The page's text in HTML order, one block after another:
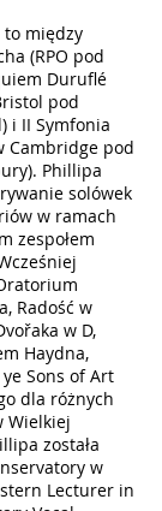
to między
(RPO pod
Duruflé
pod
i II Symfonia
Cambridge pod
Phillipa
solówek
w ramach
zespołem
Radość w
w D,
Haydna,
Sons of Art
dla różnych
Wielkiej
została
w
Lecturer in